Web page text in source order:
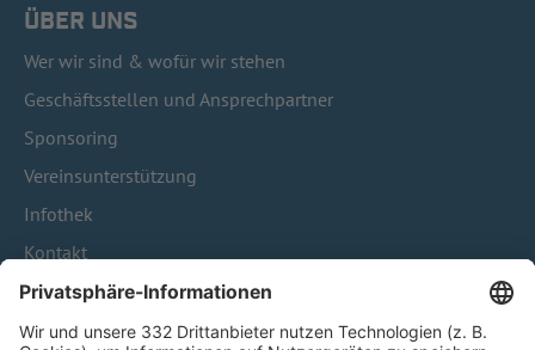
ÜBER UNS
Wer wir sind & wofür wir stehen
Geschäftsstellen und Ansprechpartner
Sponsoring
Vereinsunterstützung
Infothek
Kontakt
HÄUFIG BESUCHTE SEITEN